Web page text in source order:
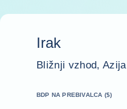
Irak
Bližnji vzhod, Azija
BDP NA PREBIVALCA ($)